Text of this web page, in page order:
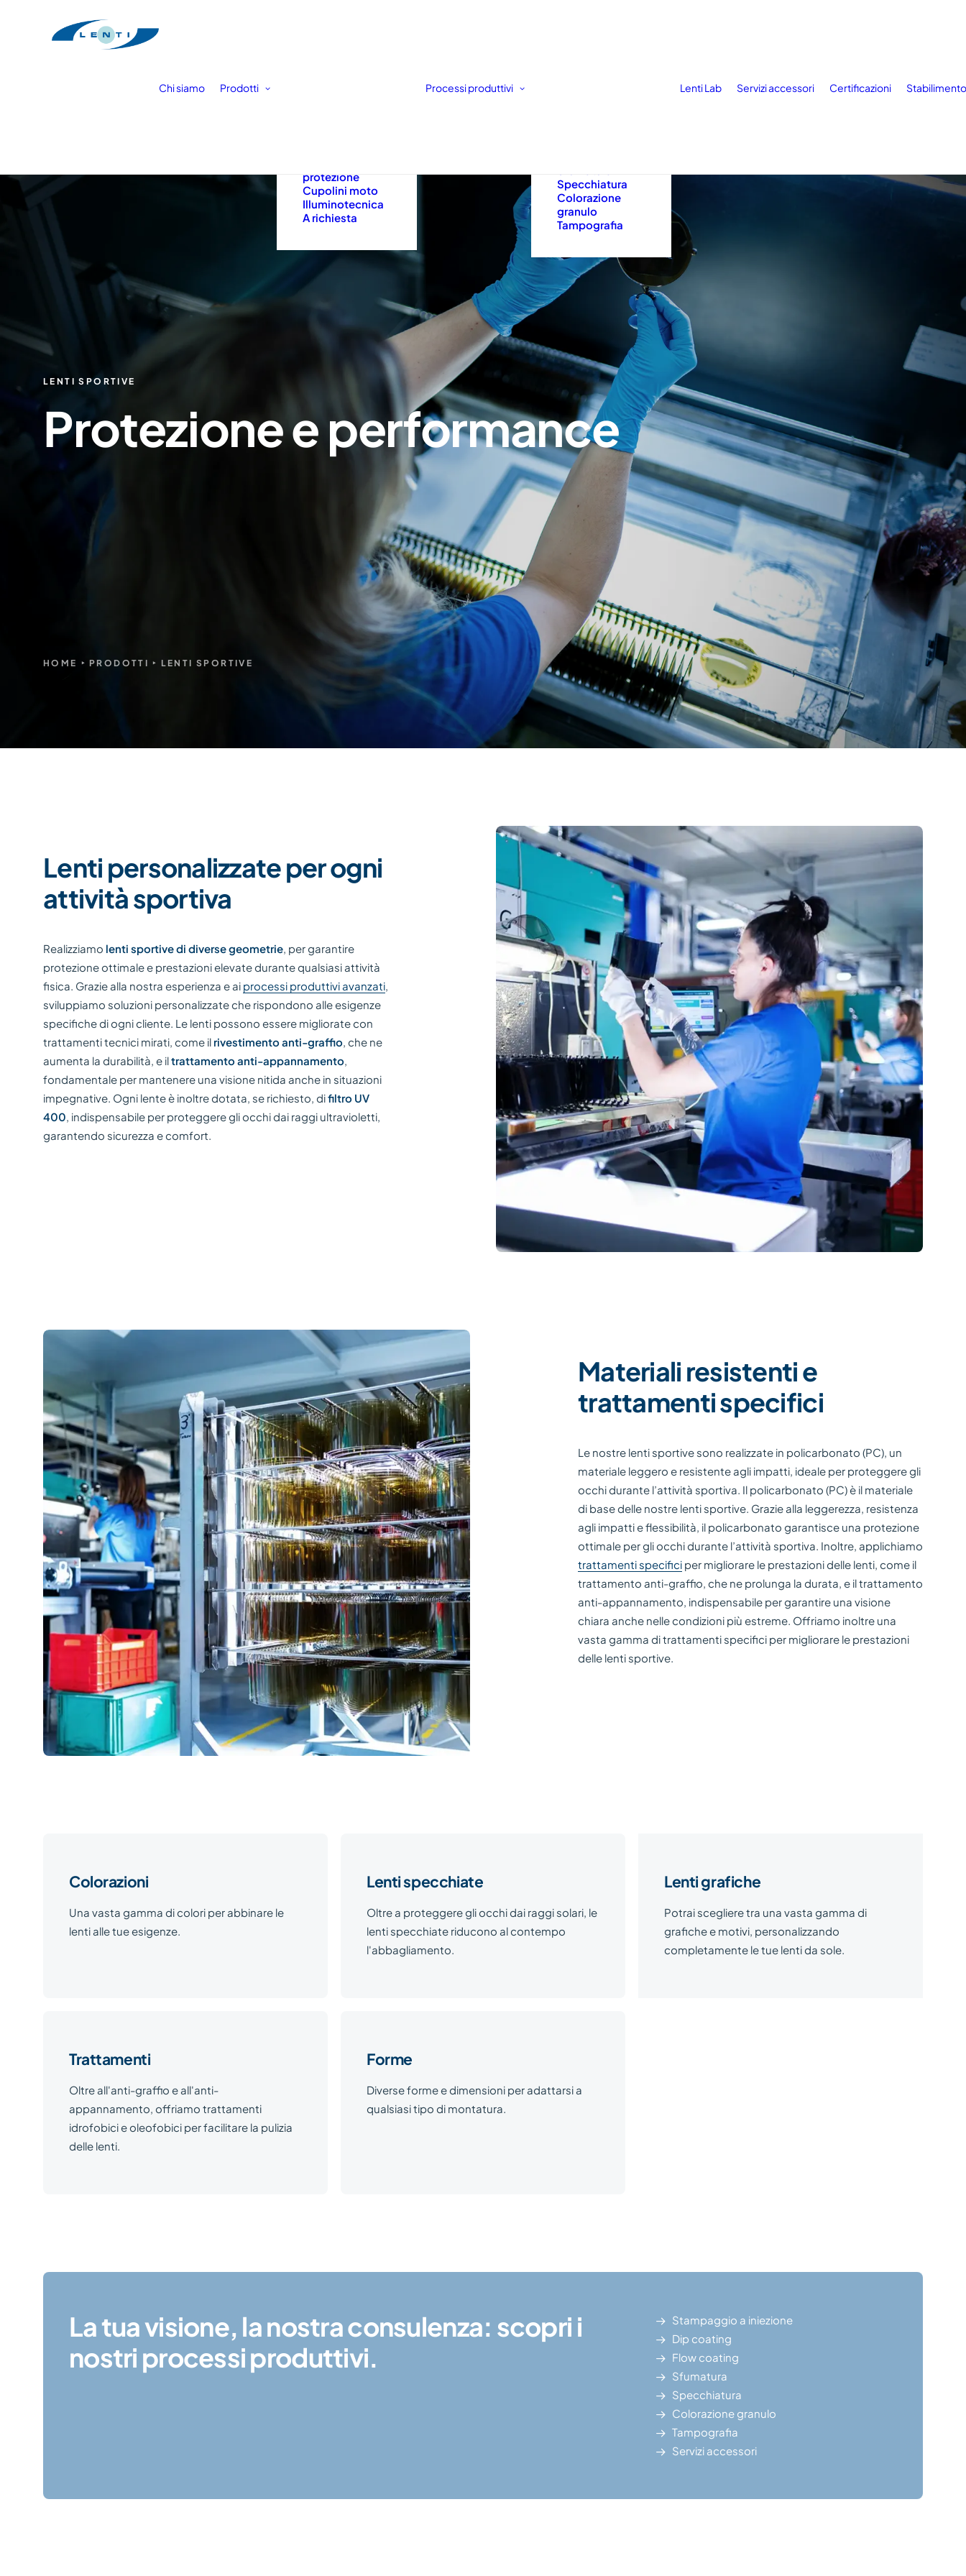
Chi siamo Prodotti
protezione
Cupolini moto
Illuminotecnica
A richiesta
Processi produttivi
Specchiatura
Colorazione
granulo
Tampografia
Lenti Lab Servizi accessori Certificazioni Stabilimento
LENTI SPORTIVE
Protezione e performance
HOME PRODOTTI LENTI SPORTIVE
Lenti personalizzate per ogni
attività sportiva
Realizziamo lenti sportive di diverse geometrie, per garantire
protezione ottimale e prestazioni elevate durante qualsiasi attività
fisica. Grazie alla nostra esperienza e ai processi produttivi avanzati,
sviluppiamo soluzioni personalizzate che rispondono alle esigenze
specifiche di ogni cliente. Le lenti possono essere migliorate con
trattamenti tecnici mirati, come il rivestimento anti-graffio, che ne
aumenta la durabilità, e iltrattamento anti-appannamento,
fondamentale per mantenere una visione nitida anche in situazioni
impegnative. Ogni lente è inoltre dotata, se richiesto, difiltro UV
400, indispensabile per proteggere gli occhi dai raggi ultravioletti,
garantendo sicurezza e comfort.
Materiali resistenti e
trattamenti specifici
Le nostre lenti sportive sono realizzate in policarbonato (PC), un
materiale leggero e resistente agli impatti, ideale per proteggere gli
occhi durante l’attività sportiva. Il policarbonato (PC) è il materiale
di base delle nostre lenti sportive. Grazie alla leggerezza, resistenza
agli impatti e flessibilità, il policarbonato garantisce una protezione
ottimale per gli occhi durante l’attività sportiva. Inoltre, applichiamo
trattamenti specifici per migliorare le prestazioni delle lenti, come il
trattamento anti-graffio, che ne prolunga la durata, e il trattamento
anti-appannamento, indispensabile per garantire una visione
chiara anche nelle condizioni più estreme. Offriamo inoltre una
vasta gamma di trattamenti specifici per migliorare le prestazioni
delle lenti sportive.
Colorazioni
Una vasta gamma di colori per abbinare le
lenti alle tue esigenze.
Lenti specchiate
Oltre a proteggere gli occhi dai raggi solari, le
lenti specchiate riducono al contempo
l'abbagliamento.
Lenti grafiche
Potrai scegliere tra una vasta gamma di
grafiche e motivi, personalizzando
completamente le tue lenti da sole.
Trattamenti
Oltre all'anti-graffio e all'anti-
appannamento, offriamo trattamenti
idrofobici e oleofobici per facilitare la pulizia
delle lenti.
Forme
Diverse forme e dimensioni per adattarsi a
qualsiasi tipo di montatura.
La tua visione, la nostra consulenza: scopri i
nostri processi produttivi.
Stampaggio a iniezione
Dip coating
Flow coating
Sfumatura
Specchiatura
Colorazione granulo
Tampografia
Servizi accessori